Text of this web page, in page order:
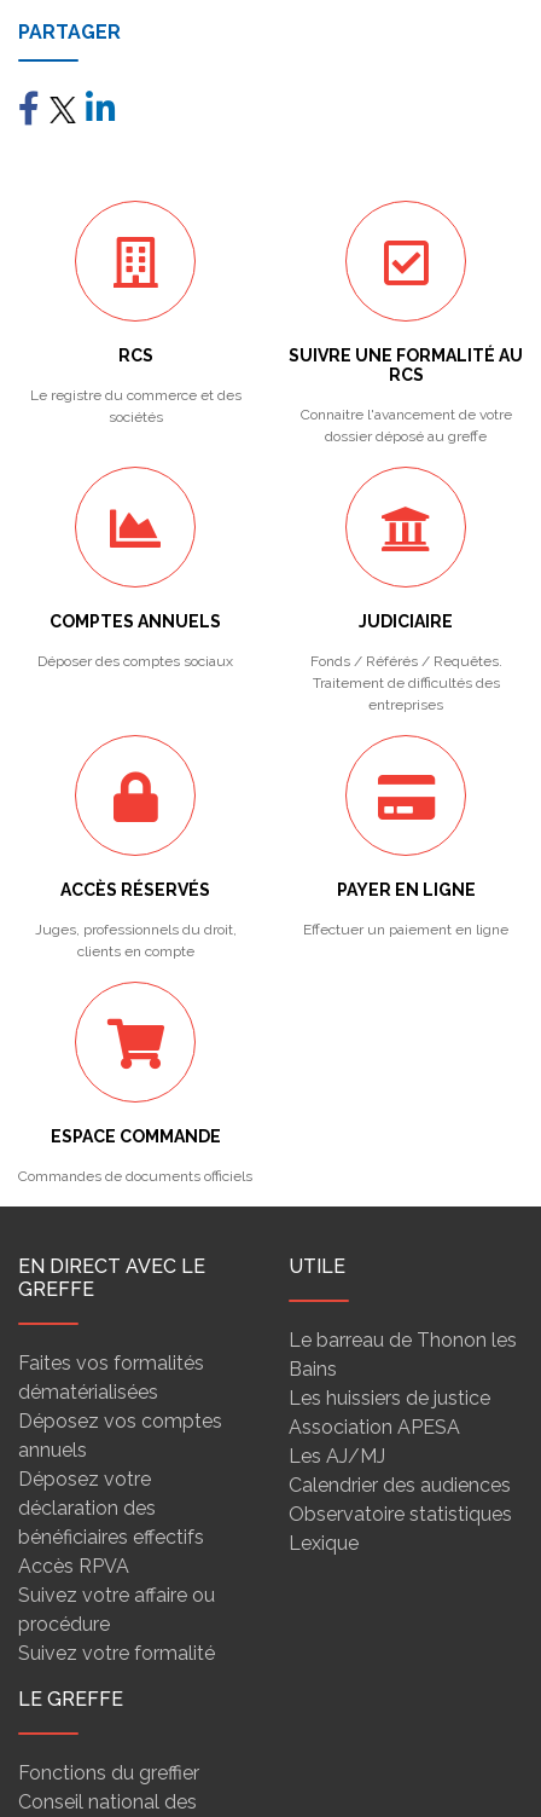
PARTAGER
RCS
Le registre du commerce et des
sociétés
SUIVRE UNE FORMALITÉ AU
RCS
Connaitre l'avancement de votre
dossier déposé au greffe
COMPTES ANNUELS
Déposer des comptes sociaux
JUDICIAIRE
Fonds / Référés / Requêtes.
Traitement de difficultés des
entreprises
ACCÈS RÉSERVÉS
Juges, professionnels du droit,
clients en compte
PAYER EN LIGNE
Effectuer un paiement en ligne
ESPACE COMMANDE
Commandes de documents officiels
EN DIRECT AVEC LE
GREFFE
Faites vos formalités
dématérialisées
Déposez vos comptes
annuels
Déposez votre
déclaration des
bénéficiaires effectifs
Accès RPVA
Suivez votre affaire ou
procédure
Suivez votre formalité
UTILE
Le barreau de Thonon les
Bains
Les huissiers de justice
Association APESA
Les AJ/MJ
Calendrier des audiences
Observatoire statistiques
Lexique
LE GREFFE
Fonctions du greffier
Conseil national des